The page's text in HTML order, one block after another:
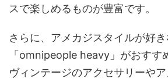
スで楽しめるものが豊富です。
さらに、アメカジスタイルが好
「omnipeople heavy」がおすす
ヴィンテージのアクセサリーや